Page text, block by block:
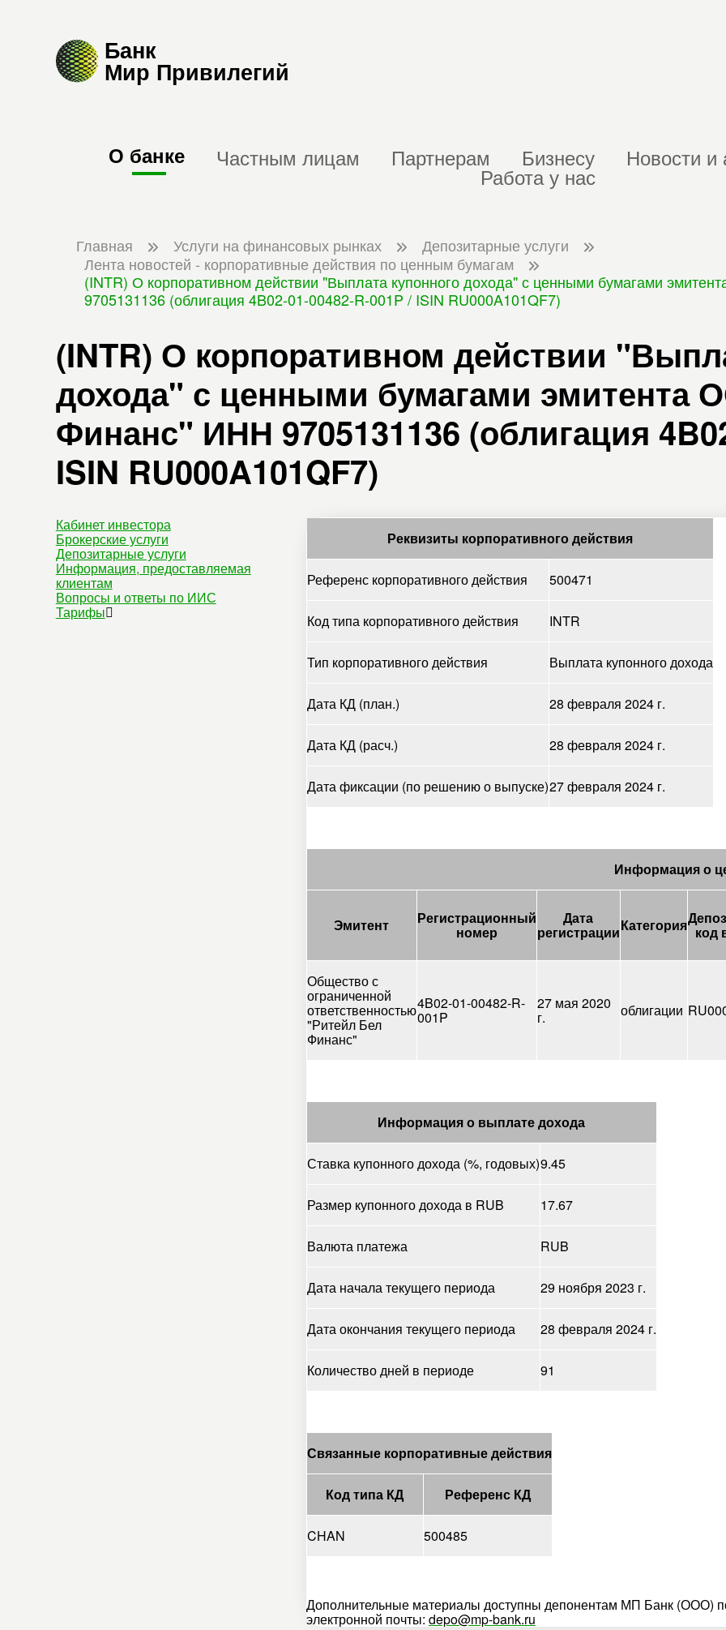
Банк
Мир Привилегий
О банке Частным лицам Партнерам Бизнесу Новости и
Работа у нас
Главная Услуги на финансовых рынках
Депозитарные услуги
Лента новостей - корпоративные действия по ценным бумагам
(INTR) О корпоративном действии "Выплата купонного дохода" с ценными бумагами
9705131136 (облигация 4B02-01-00482-R-001P / ISIN RU000A101QF7)
(INTR) О корпоративном действии
дохода" с ценными бумагами эмитента
Финанс" ИНН 9705131136 (облигация
ISIN RU000A101QF7)
Кабинет инвестора
Брокерские услуги
Депозитарные услуги
Информация, предоставляемая
клиентам
Вопросы и ответы по ИИС
Тарифы
Реквизиты корпоративного действия
Референс корпоративного действия 500471
Код типа корпоративного действия INTR
Тип корпоративного действия Выплата купонного дохода
Дата КД (план.) 28 февраля 2024 г.
Дата КД (расч.) 28 февраля 2024 г.
Дата фиксации (по решению о выпуске)27 февраля 2024 г.
Информация о
Эмитент Регистрационный
номер
Дата
регистрацииКатегория код
Общество с
ограниченной
ответственностью
"Ритейл Бел
Финанс"
4B02-01-00482-R-
001P
27 мая 2020
г. облигации
Информация о выплате дохода
Ставка купонного дохода (%, годовых)9.45
Размер купонного дохода в RUB 17.67
Валюта платежа RUB
Дата начала текущего периода 29 ноября 2023 г.
Дата окончания текущего периода 28 февраля 2024 г.
Количество дней в периоде 91
Связанные корпоративные действия
Код типа КД Референс КД
CHAN 500485
Дополнительные материалы доступны депонентам МП Банк (ООО)
электронной почты: depo@mp-bank.ru